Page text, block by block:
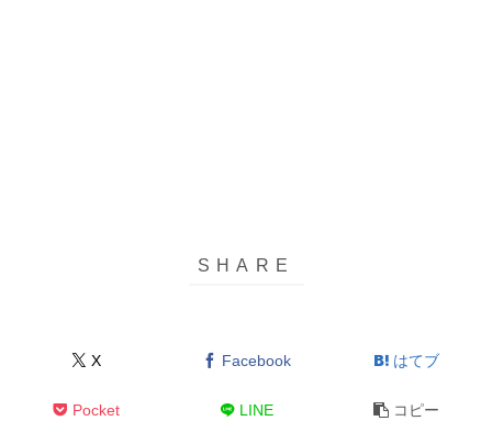
X Facebook はてブ
Pocket LINE コピー